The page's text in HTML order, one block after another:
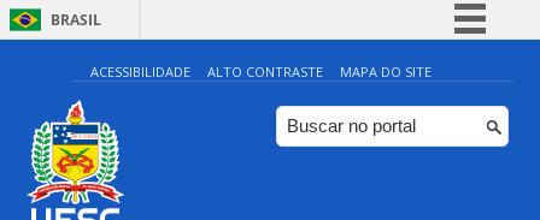
BRASIL
Simplifique!
Comunica BR
Participe
ACESSIBILIDADE ALTO CONTRASTE MAPA DO SITE